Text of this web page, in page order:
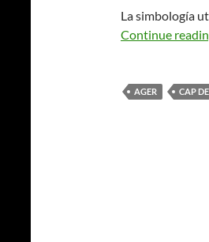
La simbología
Continue
AGER CAP